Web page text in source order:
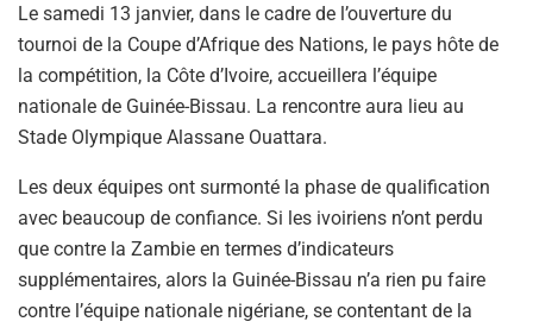
Le samedi 13 janvier, dans le cadre de l’ouverture du
tournoi de la Coupe d’Afrique des Nations, le pays hôte de
la compétition, la Côte d’Ivoire, accueillera l’équipe
nationale de Guinée-Bissau. La rencontre aura lieu au
Stade Olympique Alassane Ouattara.
Les deux équipes ont surmonté la phase de qualification
avec beaucoup de confiance. Si les ivoiriens n’ont perdu
que contre la Zambie en termes d’indicateurs
supplémentaires, alors la Guinée-Bissau n’a rien pu faire
contre l’équipe nationale nigériane, se contentant de la